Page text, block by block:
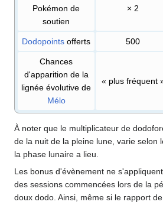
Pokémon de
soutien
× 2
Dodopoints offerts 500
Chances
d'apparition de la
lignée évolutive de
Mélo
« plus fréquent
À noter que le multiplicateur de
de la nuit de la pleine lune, varie selon
la phase lunaire a lieu.
Les bonus d'évènement ne
des sessions commencées lors de la
doux dodo. Ainsi, même si le rapport